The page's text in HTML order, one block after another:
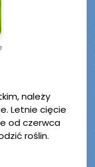
należy
Letnie cięcie
od czerwca
roślin.